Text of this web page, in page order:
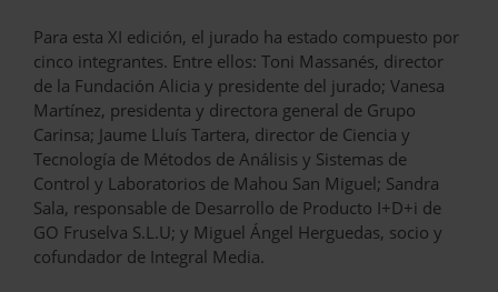
Para esta XI edición, el jurado ha estado compuesto por
cinco integrantes. Entre ellos: Toni Massanés, director
de la Fundación Alicia y presidente del jurado; Vanesa
Martínez, presidenta y directora general de Grupo
Carinsa; Jaume Lluís Tartera, director de Ciencia y
Tecnología de Métodos de Análisis y Sistemas de
Control y Laboratorios de Mahou San Miguel; Sandra
Sala, responsable de Desarrollo de Producto I+D+i de
GO Fruselva S.L.U; y Miguel Ángel Herguedas, socio y
cofundador de Integral Media.